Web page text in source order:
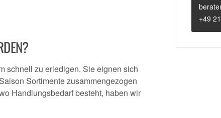
schnell zu erledigen. Sie eignen sich
Sortimente zusammengezogen
Handlungsbedarf besteht, haben wir
+49